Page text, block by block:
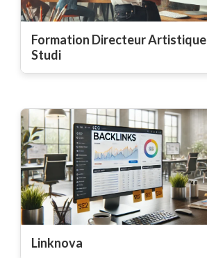
Formation Directeur Artistique
Studi
Linknova